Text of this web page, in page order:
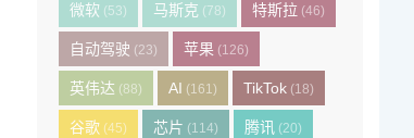
微软 (53) 马斯克 (78) 特斯拉 (46)
自动驾驶 (23) 苹果 (126)
英伟达 (88) AI (161) TikTok (18)
谷歌 (45) 芯片 (114) 腾讯 (20)